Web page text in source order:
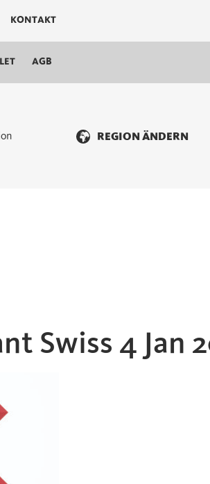
KONTAKT
AGB
REGION ÄNDERN
Swiss 4 Jan